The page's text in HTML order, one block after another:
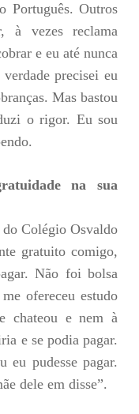
Português. Outros
à vezes reclama
e eu até nunca
precisei eu
Mas bastou
o rigor. Eu sou
na sua
Colégio Osvaldo
gratuito comigo,
Não foi bolsa
ofereceu estudo
chateou e nem à
e se podia pagar.
eu pudesse pagar.
dele em disse”.